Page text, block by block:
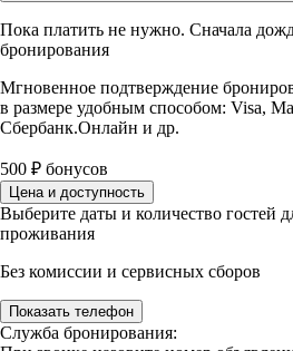
Пока платить не нужно. Сначала
бронирования
Мгновенное подтверждение
в размере удобным способом: Visa,
Сбербанк.Онлайн и др.
500 ₽ бонусов
Цена и доступность
Выберите даты и количество гостей
проживания
Без комиссии и сервисных сборов
Показать телефон
Служба бронирования: